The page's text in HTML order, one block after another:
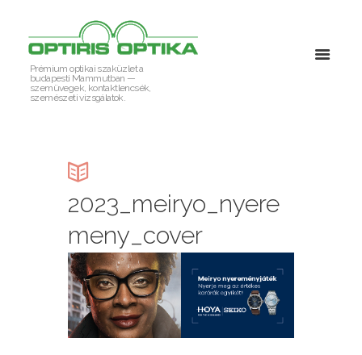
Prémium optikai szaküzlet a
budapesti Mammutban —
szemüvegek, kontaktlencsék,
szemészeti vizsgálatok.
2023_meiryo_nyere
meny_cover